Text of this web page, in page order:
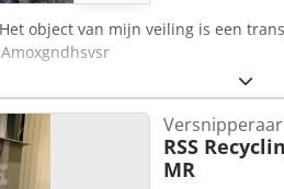
object van mijn veiling is een
Versnipperaar
RSS
MR